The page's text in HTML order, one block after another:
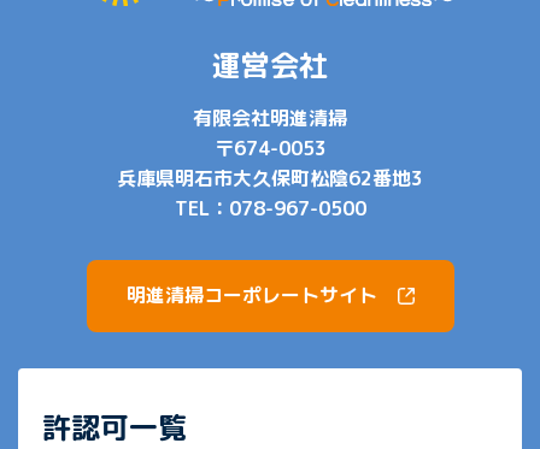
運営会社
有限会社明進清掃
〒674-0053
兵庫県明石市大久保町松陰62番地3
TEL： 078-967-0500
明進清掃コーポレートサイト
許認可一覧